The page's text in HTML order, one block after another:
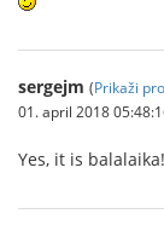
sergejm (Prikaži
01. april 2018
Yes, it is balalaika!